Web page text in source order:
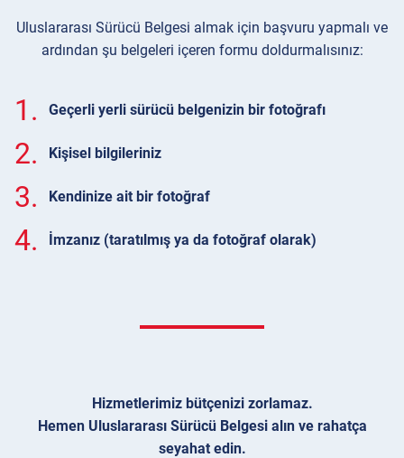
Uluslararası Sürücü Belgesi almak için başvuru yapmalı ve
ardından şu belgeleri içeren formu doldurmalısınız:
1. Geçerli yerli sürücü belgenizin bir fotoğrafı
2. Kişisel bilgileriniz
3. Kendinize ait bir fotoğraf
4. İmzanız (taratılmış ya da fotoğraf olarak)
Hizmetlerimiz bütçenizi zorlamaz.
Hemen Uluslararası Sürücü Belgesi alın ve rahatça
seyahat edin.